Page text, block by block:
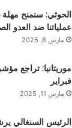
عملياتنا ضد العدو
مارس 8, 2025
موريتانيا: تراجع
فبراير
مارس 11, 2025
الرئيس السنغالي